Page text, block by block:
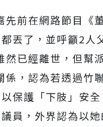
先前在網路節目《
丟了，並呼籲2人
已經離世，但幫
係，認為若透過竹
保護「下肢」安全
員，外界認為以